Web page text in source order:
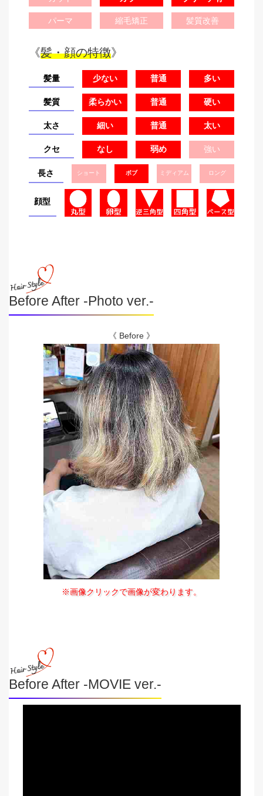
パーマ 縮毛矯正 髪質改善
《髪・顔の特徴》
髪量 少ない 普通 多い
髪質 柔らかい 普通 硬い
太さ 細い 普通 太い
クセ なし 弱め 強い
長さ ショート ボブ ミディアム ロング
顔型
Before After -Photo ver.-
《 Before 》
※画像クリックで画像が変わります。
Before After -MOVIE ver.-